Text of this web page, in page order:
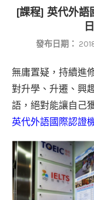
[課程] 英代外語
發布日期：
無庸置疑，持續進
對升學、升遷、興
語，絕對能讓自己
英代外語國際認證